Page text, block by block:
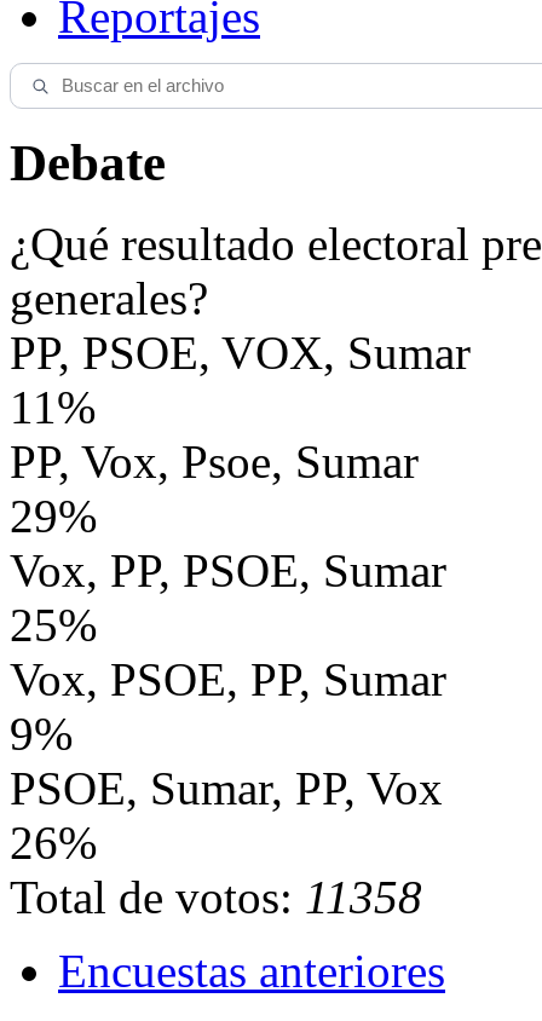
Reportajes
Debate
¿Qué resultado electoral
generales?
PP, PSOE, VOX, Sumar
11%
PP, Vox, Psoe, Sumar
29%
Vox, PP, PSOE, Sumar
25%
Vox, PSOE, PP, Sumar
9%
PSOE, Sumar, PP, Vox
26%
Total de votos: 11358
Encuestas anteriores